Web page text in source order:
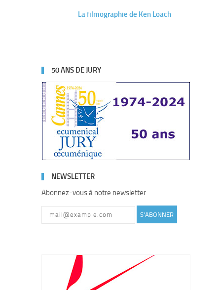
La filmographie de Ken Loach
50 ANS DE JURY
NEWSLETTER
Abonnez-vous à notre newsletter
S'ABONNER